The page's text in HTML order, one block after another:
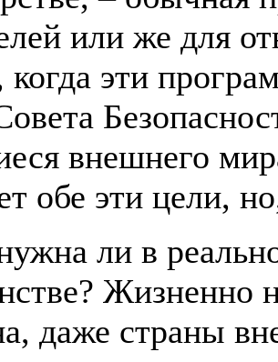
или же для
когда эти
внешнего
обе эти цели,
ли в
Жизненно
даже страны